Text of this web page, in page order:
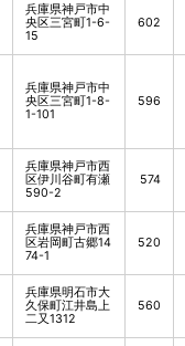
兵庫県神戸市中
央区三宮町1-6-
15
602
兵庫県神戸市中
央区三宮町1-8-
1-101
596
兵庫県神戸市西
区伊川谷町有瀬
590-2
574
兵庫県神戸市西
区岩岡町古郷14
74-1
520
兵庫県明石市大
久保町江井島上
二又1312
560